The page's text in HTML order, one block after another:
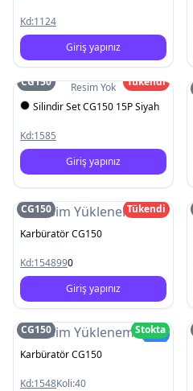
Kd:1124
Giriş yapınız
Resim Yok
CG150
Tükendi
Silindir Set CG150 15P Siyah
Kd:1585
Giriş yapınız
Resim Yüklenemedi
CG150
Tükendi
Karbüratör CG150
Kd:1548990
Giriş yapınız
Resim YüklenemediYeni
CG150
Stokta
Karbüratör CG150
Kd:1548Koli:40